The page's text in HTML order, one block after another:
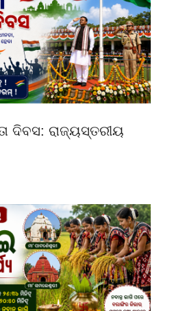
ଦିବସ: ରାଜ୍ୟସ୍ତରୀୟ